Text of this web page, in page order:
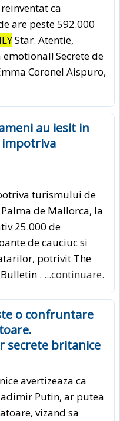
ca
are peste 592.000
Star. Atentie,
Secrete de
Coronel Aispuro,
au iesit in
impotriva
turismului de
de Mallorca, la
25.000 de
de cauciuc si
potrivit The
Bulletin . ...continuare.
o confruntare
secrete britanice
avertizeaza ca
Putin, ar putea
vizand sa